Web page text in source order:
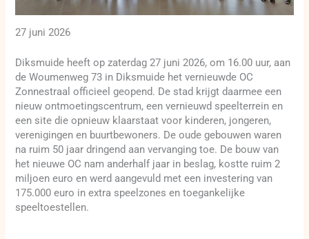
27 juni 2026
Diksmuide heeft op zaterdag 27 juni 2026, om 16.00 uur, aan
de Woumenweg 73 in Diksmuide het vernieuwde OC
Zonnestraal officieel geopend. De stad krijgt daarmee een
nieuw ontmoetingscentrum, een vernieuwd speelterrein en
een site die opnieuw klaarstaat voor kinderen, jongeren,
verenigingen en buurtbewoners. De oude gebouwen waren
na ruim 50 jaar dringend aan vervanging toe. De bouw van
het nieuwe OC nam anderhalf jaar in beslag, kostte ruim 2
miljoen euro en werd aangevuld met een investering van
175.000 euro in extra speelzones en toegankelijke
speeltoestellen.